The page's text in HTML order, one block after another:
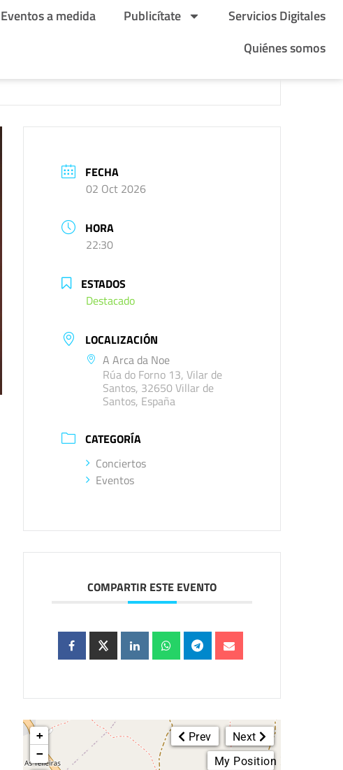
Eventos a medida Publicítate
Servicios Digitales
Quiénes somos
FECHA
02 Oct 2026
HORA
22:30
ESTADOS
Destacado
LOCALIZACIÓN
A Arca da Noe
Rúa do Forno 13, Vilar de
Santos, 32650 Villar de
Santos, España
CATEGORÍA
Conciertos
Eventos
COMPARTIR ESTE EVENTO
Next
Prev
My Position
+
−